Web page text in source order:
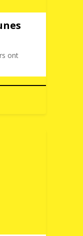
ont